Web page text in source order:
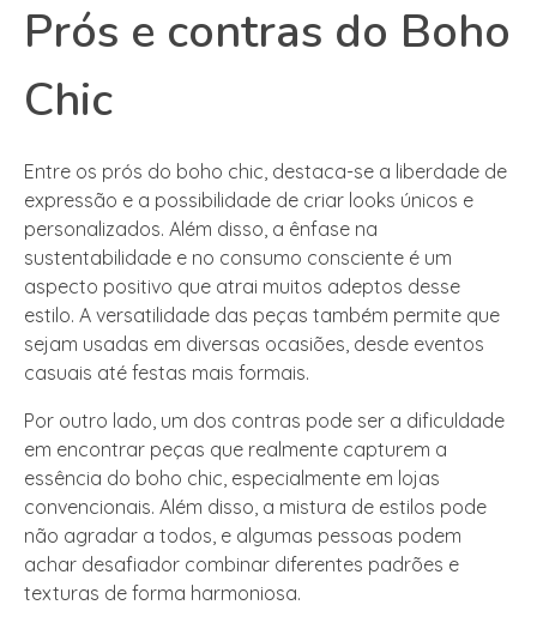
Prós e contras do Boho
Chic
Entre os prós do boho chic, destaca-se a liberdade de
expressão e a possibilidade de criar looks únicos e
personalizados. Além disso, a ênfase na
sustentabilidade e no consumo consciente é um
aspecto positivo que atrai muitos adeptos desse
estilo. A versatilidade das peças também permite que
sejam usadas em diversas ocasiões, desde eventos
casuais até festas mais formais.
Por outro lado, um dos contras pode ser a dificuldade
em encontrar peças que realmente capturem a
essência do boho chic, especialmente em lojas
convencionais. Além disso, a mistura de estilos pode
não agradar a todos, e algumas pessoas podem
achar desafiador combinar diferentes padrões e
texturas de forma harmoniosa.